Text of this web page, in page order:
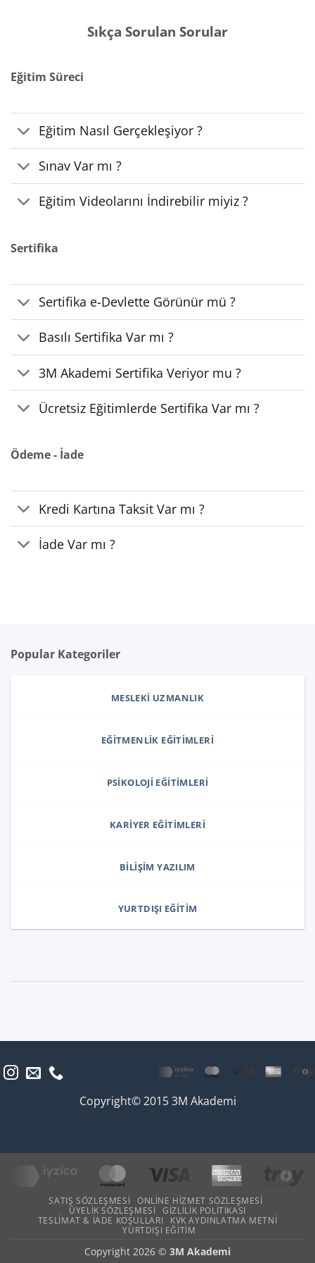
Sıkça Sorulan Sorular
Eğitim Süreci
Eğitim Nasıl Gerçekleşiyor ?
Sınav Var mı ?
Eğitim Videolarını İndirebilir miyiz ?
Sertifika
Sertifika e-Devlette Görünür mü ?
Basılı Sertifika Var mı ?
3M Akademi Sertifika Veriyor mu ?
Ücretsiz Eğitimlerde Sertifika Var mı ?
Ödeme - İade
Kredi Kartına Taksit Var mı ?
İade Var mı ?
Popular Kategoriler
MESLEKI UZMANLIK
EĞITMENLIK EĞITIMLERI
PSIKOLOJI EĞITIMLERI
KARIYER EĞITIMLERI
BILIŞIM YAZILIM
YURTDIŞI EĞITIM
Copyright© 2015 3M Akademi
SATIŞ SÖZLEŞMESI
ONLINE HIZMET SÖZLEŞMESI
ÜYELIK SÖZLEŞMESI
GIZLILIK POLITIKASI
TESLIMAT & İADE KOŞULLARI
KVK AYDINLATMA METNI
YURTDIŞI EĞITIM
Copyright 2026 © 3M Akademi